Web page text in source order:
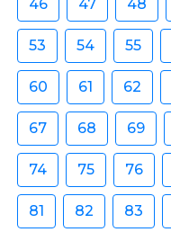
46 47 48
53 54 55
60 61 62
67 68 69
74 75 76
81 82 83